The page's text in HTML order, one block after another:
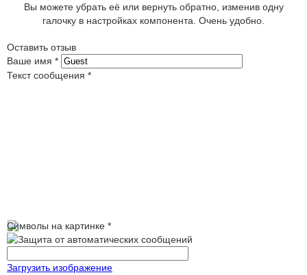
Вы можете убрать её или вернуть обратно, изменив одну
галочку в настройках компонента. Очень удобно.
Оставить отзыв
Ваше имя *
Текст сообщения *
Символы на картинке *
Загрузить изображение